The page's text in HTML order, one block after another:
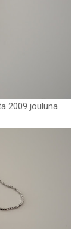
2009 jouluna